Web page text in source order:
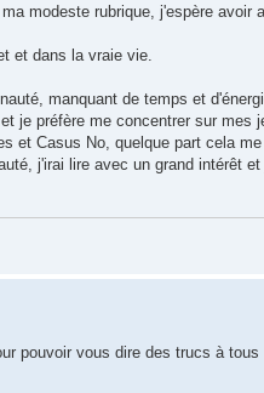
modeste rubrique, j'espère avoir
et dans la vraie vie.
manquant de temps et
je préfère me concentrer sur mes
et Casus No, quelque part cela
j'irai lire avec un grand intérêt
pouvoir vous dire des trucs à tous